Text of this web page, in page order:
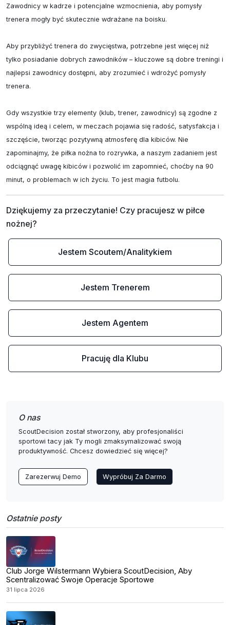
Zawodnicy w kadrze i potencjalne wzmocnienia, aby pomysły
trenera mogły być skutecznie wdrażane na boisku.
Aby przybliżyć trenera do zwycięstwa, potrzebne jest więcej niż
tylko posiadanie dobrych zawodników – kluczowe są dobre treningi i
najlepsi zawodnicy dostępni, aby zrozumieć i wdrożyć pomysły
trenera.
Gdy wszystkie trzy elementy (klub, trener, zawodnicy) są zgodne z
wspólną ideą i celem, w meczach pojawia się radość, satysfakcja i
szczęście, tworząc pozytywną atmosferę dla kibiców. Nie
zapominajmy, że piłka nożna to rozrywka, a naszym zadaniem jest
odciągnąć uwagę kibiców i pozwolić im zapomnieć, choćby na 90
minut, o problemach w ich życiu. To jest magia futbolu.
Dziękujemy za przeczytanie! Czy pracujesz w piłce
nożnej?
Jestem Scoutem/Analitykiem
Jestem Trenerem
Jestem Agentem
Pracuję dla Klubu
O nas
ScoutDecision został stworzony, aby profesjonaliści
sportowi tacy jak Ty mogli zmaksymalizować swoją
produktywność. Chcesz dowiedzieć się więcej?
Zarezerwuj Demo Wypróbuj Za Darmo
Ostatnie posty
Club Jorge Wilstermann Wybiera ScoutDecision, Aby
Scentralizować Swoje Operacje Sportowe
31 lipca 2026